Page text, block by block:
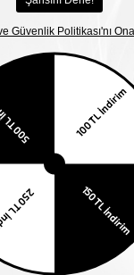
Benzer
EKLE5
KODUYLA
İNDİRİM